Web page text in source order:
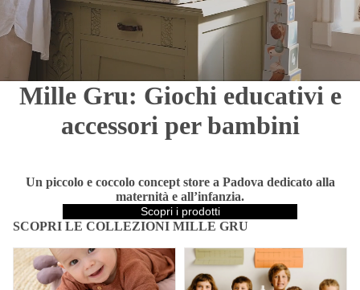
Mille Gru: Giochi educativi e
accessori per bambini
Un piccolo e coccolo concept store a Padova dedicato alla
maternità e all’infanzia.
Scopri i prodotti
SCOPRI LE COLLEZIONI MILLE GRU
Neonato Accessori